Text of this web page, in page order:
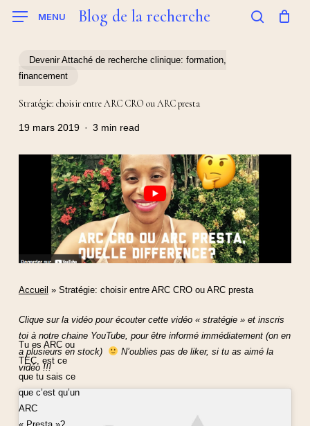
MENU Blog de la recherche
Devenir Attaché de recherche clinique: formation,
financement
Stratégie: choisir entre ARC CRO ou ARC presta
19 mars 2019 3 min read
Accueil » Stratégie: choisir entre ARC CRO ou ARC presta
Clique sur la vidéo pour écouter cette vidéo « stratégie » et inscris
toi à notre chaine YouTube, pour être informé immédiatement (on en
a plusieurs en stock)
N’oublies pas de liker, si tu as aimé la
vidéo !!!
Tu es ARC ou
TEC, est ce
que tu sais ce
que c’est qu’un
ARC